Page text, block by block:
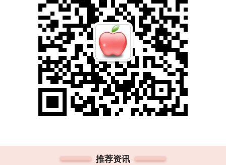
推荐资讯